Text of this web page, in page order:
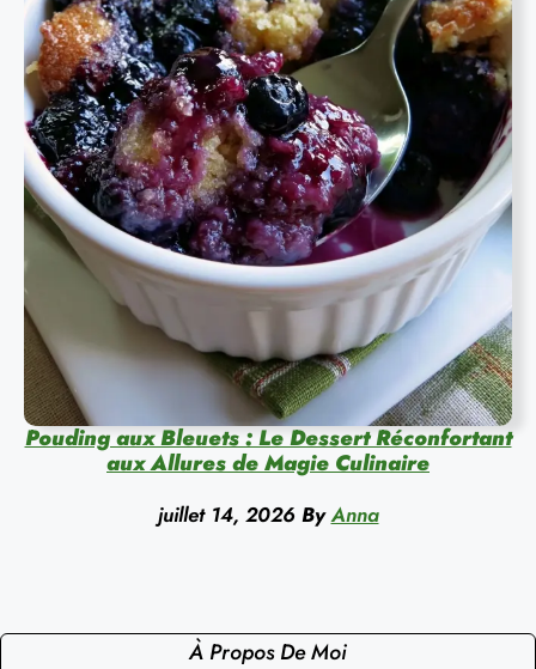
Pouding aux Bleuets : Le Dessert Réconfortant
aux Allures de Magie Culinaire
juillet 14, 2026 By Anna
À Propos De Moi